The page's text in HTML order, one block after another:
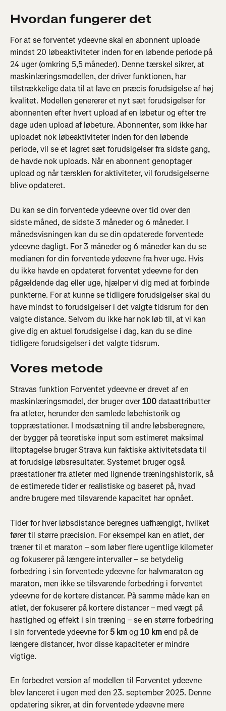
Hvordan fungerer det
For at se forventet ydeevne skal en abonnent uploade
mindst 20 løbeaktiviteter inden for en løbende periode på
24 uger (omkring 5,5 måneder). Denne tærskel sikrer, at
maskinlæringsmodellen, der driver funktionen, har
tilstrækkelige data til at lave en præcis forudsigelse af høj
kvalitet. Modellen genererer et nyt sæt forudsigelser for
abonnenten efter hvert upload af en løbetur og efter tre
dage uden upload af løbeture. Abonnenter, som ikke har
uploadet nok løbeaktiviteter inden for den løbende
periode, vil se et lagret sæt forudsigelser fra sidste gang,
de havde nok uploads. Når en abonnent genoptager
upload og når tærsklen for aktiviteter, vil forudsigelserne
blive opdateret.
Du kan se din forventede ydeevne over tid over den
sidste måned, de sidste 3 måneder og 6 måneder. I
månedsvisningen kan du se din opdaterede forventede
ydeevne dagligt. For 3 måneder og 6 måneder kan du se
medianen for din forventede ydeevne fra hver uge. Hvis
du ikke havde en opdateret forventet ydeevne for den
pågældende dag eller uge, hjælper vi dig med at forbinde
punkterne. For at kunne se tidligere forudsigelser skal du
have mindst to forudsigelser i det valgte tidsrum for den
valgte distance. Selvom du ikke har nok løb til, at vi kan
give dig en aktuel forudsigelse i dag, kan du se dine
tidligere forudsigelser i det valgte tidsrum.
Vores metode
Stravas funktion Forventet ydeevne er drevet af en
maskinlæringsmodel, der bruger over 100 dataattributter
fra atleter, herunder den samlede løbehistorik og
toppræstationer. I modsætning til andre løbsberegnere,
der bygger på teoretiske input som estimeret maksimal
iltoptagelse bruger Strava kun faktiske aktivitetsdata til
at forudsige løbsresultater. Systemet bruger også
præstationer fra atleter med lignende træningshistorik, så
de estimerede tider er realistiske og baseret på, hvad
andre brugere med tilsvarende kapacitet har opnået.
Tider for hver løbsdistance beregnes uafhængigt, hvilket
fører til større præcision. For eksempel kan en atlet, der
træner til et maraton – som løber flere ugentlige kilometer
og fokuserer på længere intervaller – se betydelig
forbedring i sin forventede ydeevne for halvmaraton og
maraton, men ikke se tilsvarende forbedring i forventet
ydeevne for de kortere distancer. På samme måde kan en
atlet, der fokuserer på kortere distancer – med vægt på
hastighed og effekt i sin træning – se en større forbedring
i sin forventede ydeevne for 5 km og 10 km end på de
længere distancer, hvor disse kapaciteter er mindre
vigtige.
En forbedret version af modellen til Forventet ydeevne
blev lanceret i ugen med den 23. september 2025. Denne
opdatering sikrer, at din forventede ydeevne mere